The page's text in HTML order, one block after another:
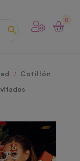

0
Cotillón